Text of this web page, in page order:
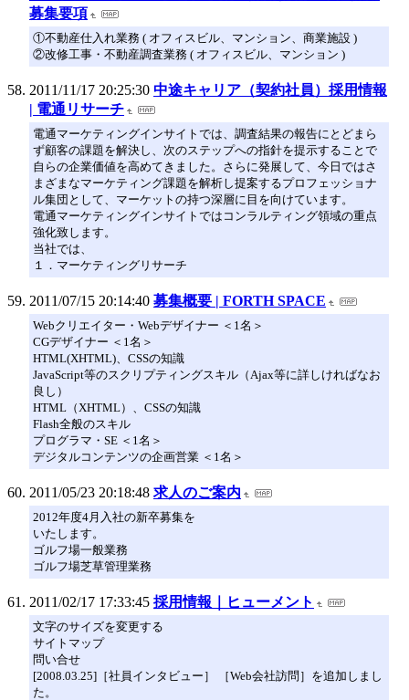
募集要項
①不動産仕入れ業務 ( オフィスビル、マンション、商業施設 )
②改修工事・不動産調査業務 ( オフィスビル、マンション )
2011/11/17 20:25:30 中途キャリア（契約社員）採用情報
| 電通リサーチ
電通マーケティングインサイトでは、調査結果の報告にとどまら
ず顧客の課題を解決し、次のステップへの指針を提示することで
自らの企業価値を高めてきました。さらに発展して、今日ではさ
まざまなマーケティング課題を解析し提案するプロフェッショナ
ル集団として、マーケットの持つ深層に目を向けています。
電通マーケティングインサイトではコンラルティング領域の重点
強化致します。
当社では、
１．マーケティングリサーチ
2011/07/15 20:14:40 募集概要 | FORTH SPACE
Webクリエイター・Webデザイナー ＜1名＞
CGデザイナー ＜1名＞
HTML(XHTML)、CSSの知識
JavaScript等のスクリプティングスキル（Ajax等に詳しければなお
良し）
HTML（XHTML）、CSSの知識
Flash全般のスキル
プログラマ・SE ＜1名＞
デジタルコンテンツの企画営業 ＜1名＞
2011/05/23 20:18:48 求人のご案内
2012年度4月入社の新卒募集を
いたします。
ゴルフ場一般業務
ゴルフ場芝草管理業務
2011/02/17 17:33:45 採用情報｜ヒューメント
文字のサイズを変更する
サイトマップ
問い合せ
[2008.03.25]［社員インタビュー］ ［Web会社訪問］を追加しまし
た。